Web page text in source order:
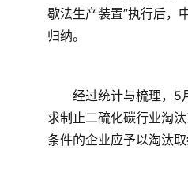
歇法生产装置”执行后，
归纳。
经过统计与梳理，5月
求制止二硫化碳行业淘
条件的企业应予以淘汰取